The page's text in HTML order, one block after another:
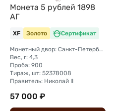
Монета 5 рублей 1898
АГ
XF Золото Сертификат
Монетный двор: Санкт-Петербургский монетный двор
Вес, г: 4,3
Проба: 900
Тираж, шт: 52378008
Правитель: Николай II
57 000 ₽